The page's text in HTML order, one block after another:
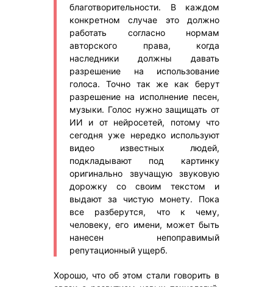
благотворительности. В каждом
конкретном случае это должно
работать согласно нормам
авторского права, когда
наследники должны давать
разрешение на использование
голоса. Точно так же как берут
разрешение на исполнение песен,
музыки. Голос нужно защищать от
ИИ и от нейросетей, потому что
сегодня уже нередко используют
видео известных людей,
подкладывают под картинку
оригинально звучащую звуковую
дорожку со своим текстом и
выдают за чистую монету. Пока
все разберутся, что к чему,
человеку, его имени, может быть
нанесен непоправимый
репутационный ущерб.
Хорошо, что об этом стали говорить в